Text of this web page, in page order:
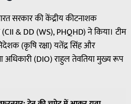
सरकार की केंद्रीय कीटनाशक
& DD (WS), PHQHD) ने किया। टीम
(कृषि रक्षा) यतेंद्र सिंह और
(DIO) राहुल तेवतिया मुख्य रूप